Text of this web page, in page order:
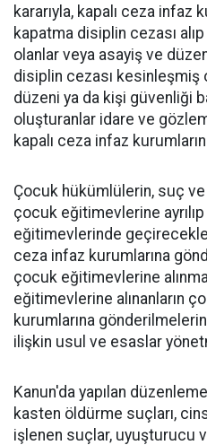
kararıyla, kapalı ceza infaz
kapatma disiplin cezası
olanlar veya asayiş ve
disiplin cezası kesinleşmiş
düzeni ya da kişi güvenliği
oluşturanlar idare ve
kapalı ceza infaz
Çocuk hükümlülerin, suç
çocuk eğitimevlerine ayrılıp
eğitimevlerinde
ceza infaz kurumlarına
çocuk eğitimevlerine
eğitimevlerine alınanların
kurumlarına
ilişkin usul ve esaslar
Kanun'da yapılan
kasten öldürme suçları,
işlenen suçlar, uyuşturucu